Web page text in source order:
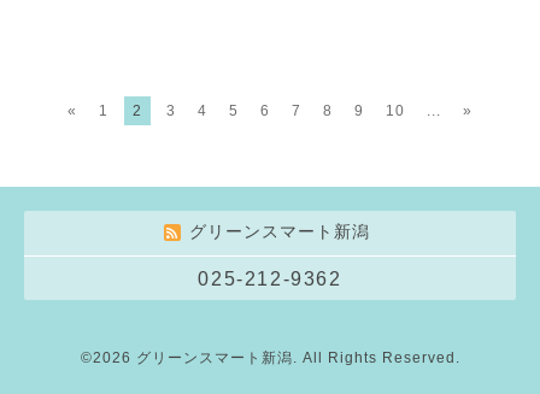
« 1 2 3 4 5 6 7 8 9 10 »
グリーンスマート新潟
025-212-9362
©2026 グリーンスマート新潟 . All Rights Reserved.